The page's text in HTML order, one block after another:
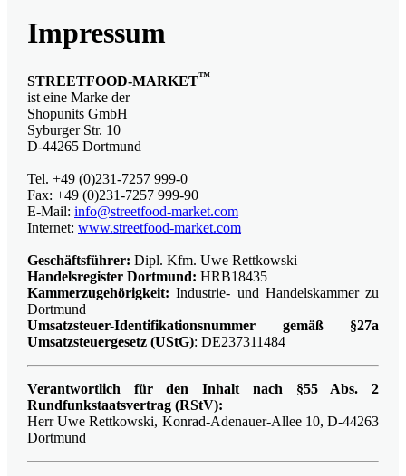
Impressum
STREETFOOD-MARKET™
ist eine Marke der
Shopunits GmbH
Syburger Str. 10
D-44265 Dortmund
Tel. +49 (0)231-7257 999-0
Fax: +49 (0)231-7257 999-90
E-Mail: info@streetfood-market.com
Internet: www.streetfood-market.com
Geschäftsführer: Dipl. Kfm. Uwe Rettkowski
Handelsregister Dortmund: HRB18435
Kammerzugehörigkeit: Industrie- und Handelskammer zu
Dortmund
Umsatzsteuer-Identifikationsnummer gemäß §27a
Umsatzsteuergesetz (UStG): DE237311484
Verantwortlich für den Inhalt nach §55 Abs. 2
Rundfunkstaatsvertrag (RStV):
Herr Uwe Rettkowski, Konrad-Adenauer-Allee 10, D-44263
Dortmund